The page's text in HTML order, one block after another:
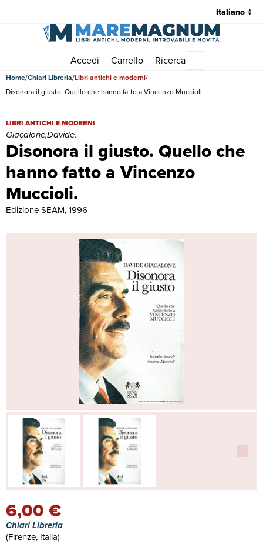
Accedi Carrello Ricerca
Home Chiari Libreria Libri antichi e moderni
Disonora il giusto. Quello che hanno fatto a Vincenzo Muccioli.
Disonora il giusto. Quello che
hanno fatto a Vincenzo
Muccioli.
Disonora il giusto. Quello che hanno fatto a Vincenzo Muccioli. |
LIBRI ANTICHI E MODERNI
Giacalone,Davide.
Edizione SEAM, 1996
6,00 €
Chiari Libreria
(Firenze, Italia)